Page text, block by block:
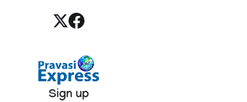
Sign up